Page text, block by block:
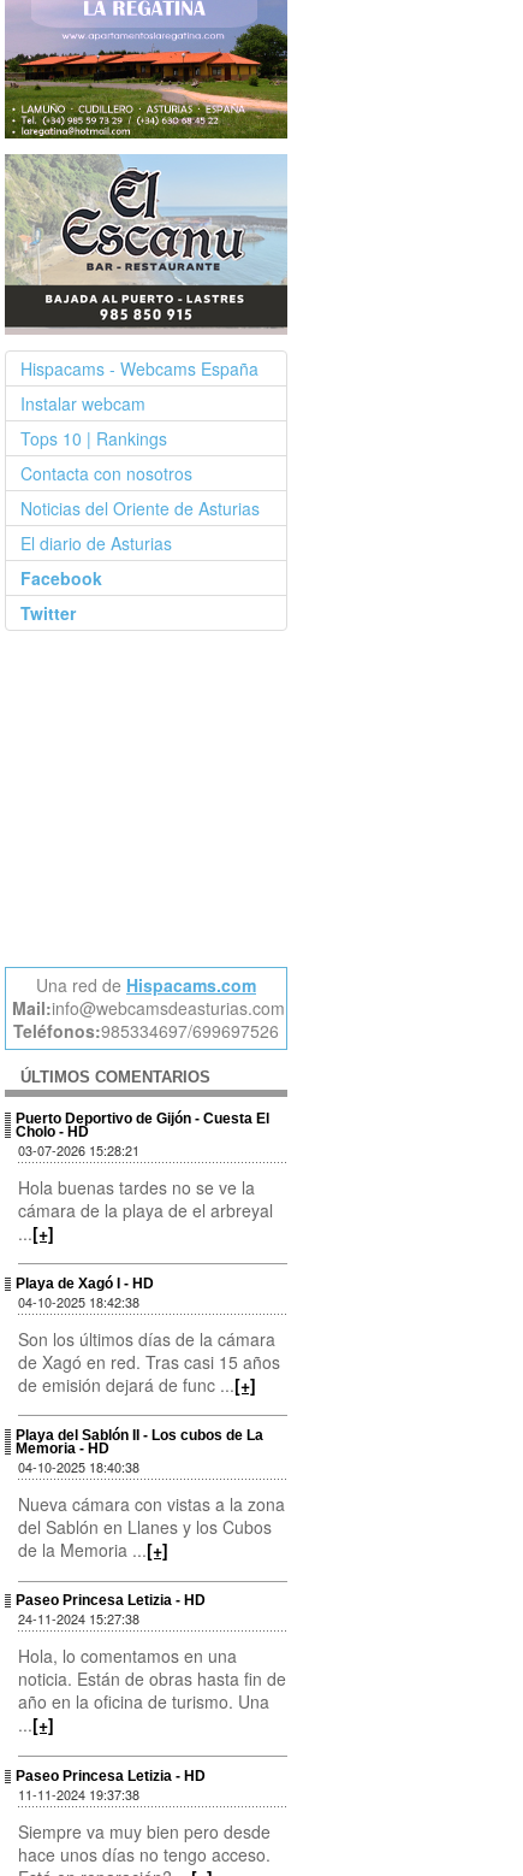
Hispacams - Webcams España
Instalar webcam
Tops 10 | Rankings
Contacta con nosotros
Noticias del Oriente de Asturias
El diario de Asturias
Facebook
Twitter
Una red de Hispacams.com
Mail:info@webcamsdeasturias.com
Teléfonos:985334697/699697526
ÚLTIMOS COMENTARIOS
Puerto Deportivo de Gijón - Cuesta El
Cholo - HD
03-07-2026 15:28:21
Hola buenas tardes no se ve la
cámara de la playa de el arbreyal
...[+]
Playa de Xagó I - HD
04-10-2025 18:42:38
Son los últimos días de la cámara
de Xagó en red. Tras casi 15 años
de emisión dejará de func ...[+]
Playa del Sablón II - Los cubos de La
Memoria - HD
04-10-2025 18:40:38
Nueva cámara con vistas a la zona
del Sablón en Llanes y los Cubos
de la Memoria ...[+]
Paseo Princesa Letizia - HD
24-11-2024 15:27:38
Hola, lo comentamos en una
noticia. Están de obras hasta fin de
año en la oficina de turismo. Una
...[+]
Paseo Princesa Letizia - HD
11-11-2024 19:37:38
Siempre va muy bien pero desde
hace unos días no tengo acceso.